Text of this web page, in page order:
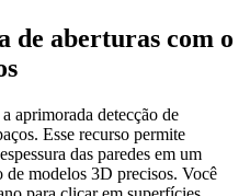
de aberturas com o
aprimorada detecção de
Esse recurso permite
das paredes em um
modelos 3D precisos. Você